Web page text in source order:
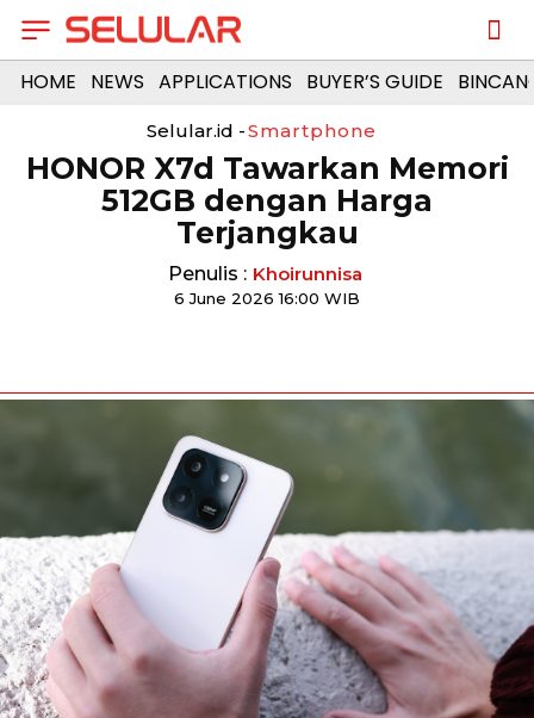
HOME NEWS APPLICATIONS BUYER’S GUIDE
Selular.id -Smartphone
HONOR X7d Tawarkan Memori
512GB dengan Harga
Terjangkau
Penulis : Khoirunnisa
6 June 2026 16:00 WIB